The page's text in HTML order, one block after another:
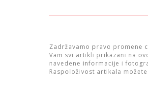
Zadržavamo pravo promene
Vam svi artikli prikazani na
navedene informacije i
Raspoloživost artikala